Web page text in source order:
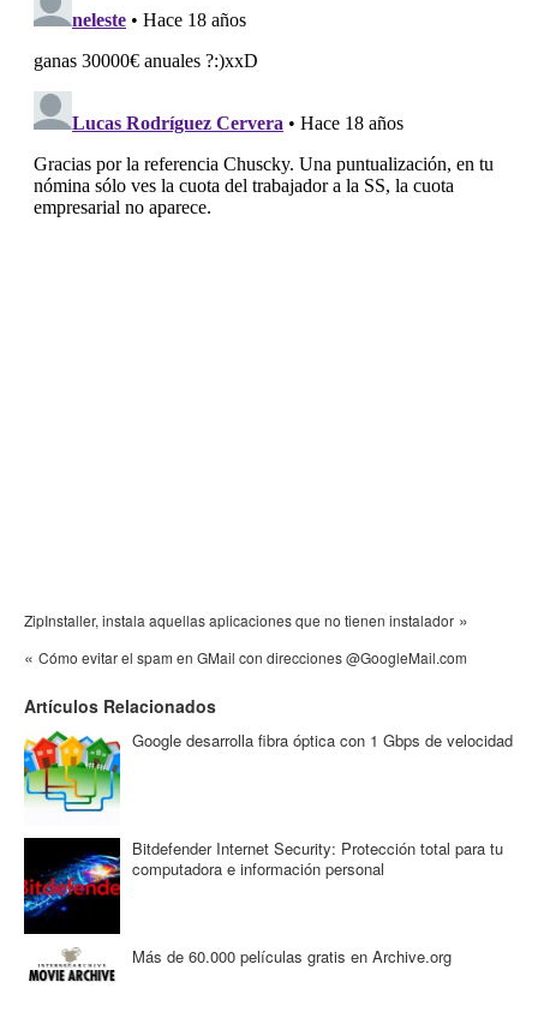
ZipInstaller, instala aquellas aplicaciones que no tienen instalador »
« Cómo evitar el spam en GMail con direcciones @GoogleMail.com
Artículos Relacionados
Google desarrolla fibra óptica con 1 Gbps de velocidad
Bitdefender Internet Security: Protección total para tu
computadora e información personal
Más de 60.000 películas gratis en Archive.org